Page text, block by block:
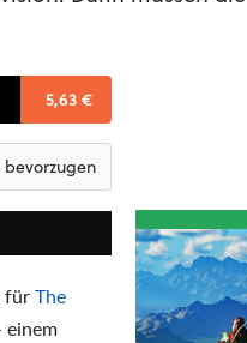
5,63 €
2:43
fürThe